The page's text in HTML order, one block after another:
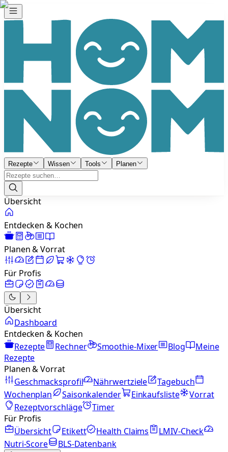
Rezepte Wissen Tools Planen
Übersicht
Entdecken & Kochen
Planen & Vorrat
Für Profis
Übersicht
Dashboard
Entdecken & Kochen
Rezepte
Rechner Smoothie-Mixer Blog
Meine
Rezepte
Planen & Vorrat
Geschmacksprofil
Nährwertziele
Tagebuch
Wochenplan
Saisonkalender Einkaufsliste
Vorrat
Rezeptvorschläge
Timer
Für Profis
Übersicht
Etikett Health Claims
LMIV-Check
Nutri-Score
BLS-Datenbank